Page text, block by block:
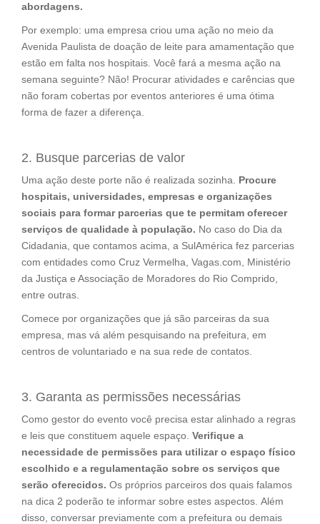
abordagens.
Por exemplo: uma empresa criou uma ação no meio da
Avenida Paulista de doação de leite para amamentação que
estão em falta nos hospitais. Você fará a mesma ação na
semana seguinte? Não! Procurar atividades e carências que
não foram cobertas por eventos anteriores é uma ótima
forma de fazer a diferença.
2. Busque parcerias de valor
Uma ação deste porte não é realizada sozinha. Procure
hospitais, universidades, empresas e organizações
sociais para formar parcerias que te permitam oferecer
serviços de qualidade à população. No caso do Dia da
Cidadania, que contamos acima, a SulAmérica fez parcerias
com entidades como Cruz Vermelha, Vagas.com, Ministério
da Justiça e Associação de Moradores do Rio Comprido,
entre outras.
Comece por organizações que já são parceiras da sua
empresa, mas vá além pesquisando na prefeitura, em
centros de voluntariado e na sua rede de contatos.
3. Garanta as permissões necessárias
Como gestor do evento você precisa estar alinhado a regras
e leis que constituem aquele espaço. Verifique a
necessidade de permissões para utilizar o espaço físico
escolhido e a regulamentação sobre os serviços que
serão oferecidos. Os próprios parceiros dos quais falamos
na dica 2 poderão te informar sobre estes aspectos. Além
disso, conversar previamente com a prefeitura ou demais